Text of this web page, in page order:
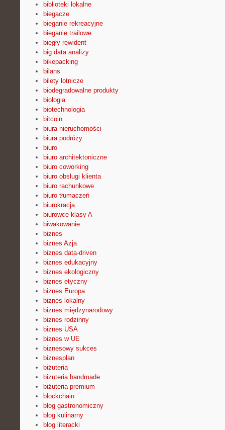
biblioteki lokalne
biegacze
bieganie rekreacyjne
bieganie trailowe
biegły rewident
big data analizy
bikepacking
bilans
bilety lotnicze
biodegradowalne produkty
biologia
biotechnologia
bitcoin
biura nieruchomości
biura podróży
biuro
biuro architektoniczne
biuro coworking
biuro obsługi klienta
biuro rachunkowe
biuro tłumaczeń
biurokracja
biurowce klasy A
biwakowanie
biznes
biznes Azja
biznes data-driven
biznes edukacyjny
biznes ekologiczny
biznes etyczny
biznes Europa
biznes lokalny
biznes międzynarodowy
biznes rodzinny
biznes USA
biznes w UE
biznesowy sukces
biznesplan
biżuteria
bizuteria handmade
biżuteria premium
blockchain
blog gastronomiczny
blog kulinarny
blog literacki